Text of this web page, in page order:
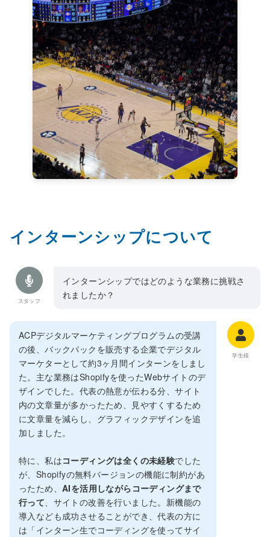
インターンシップについて
スタッフ
インターンシップではどのような業務に挑戦さ
れましたか？
学生様
ACPデジタルマーケティングプログラムの受講
の後、バックパックを販売する企業でデジタル
マーケターとして約3ヶ月間インターンをしまし
た。主な業務はShopifyを使ったWebサイトのデ
ザインでした。代表の熱意が伝わる分、サイト
内の文章量が多かったため、見やすくするため
に文章量を減らし、グラフィックデザインを追
加しました。
特に、私はコーディングは全くの未経験でした
が、Shopifyの無料バージョンの機能に制約があ
ったため、 AIを活用しながらコーディングまで
行って、サイトの改善を行いました。新機能の
導入なども成功させることができ、代表の方に
は「インターン生でコーディングを使ってサイ